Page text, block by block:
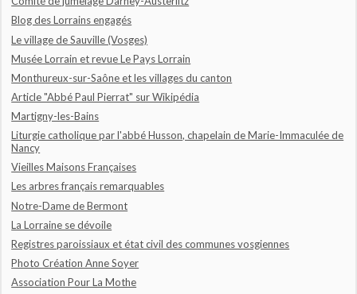
Blog des Lorrains engagés
Le village de Sauville (Vosges)
Musée Lorrain et revue Le Pays Lorrain
Monthureux-sur-Saône et les villages du canton
Article "Abbé Paul Pierrat" sur Wikipédia
Martigny-les-Bains
Liturgie catholique par l'abbé Husson, chapelain de Marie-Immaculée de
Nancy
Vieilles Maisons Françaises
Les arbres français remarquables
Notre-Dame de Bermont
La Lorraine se dévoile
Registres paroissiaux et état civil des communes vosgiennes
Photo Création Anne Soyer
Association Pour La Mothe